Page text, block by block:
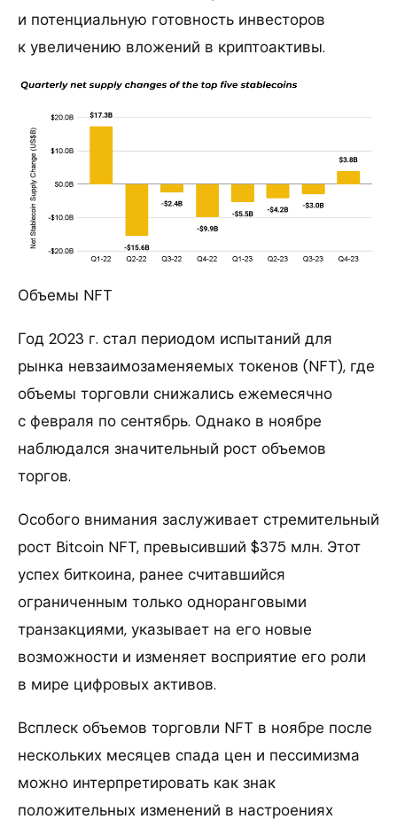
и потенциальную готовность инвесторов
к увеличению вложений в криптоактивы.
Объемы NFT
Год 2023 г. стал периодом испытаний для
рынка невзаимозаменяемых токенов (NFT), где
объемы торговли снижались ежемесячно
с февраля по сентябрь. Однако в ноябре
наблюдался значительный рост объемов
торгов.
Особого внимания заслуживает стремительный
рост Bitcoin NFT, превысивший $375 млн. Этот
успех биткоина, ранее считавшийся
ограниченным только одноранговыми
транзакциями, указывает на его новые
возможности и изменяет восприятие его роли
в мире цифровых активов.
Всплеск объемов торговли NFT в ноябре после
нескольких месяцев спада цен и пессимизма
можно интерпретировать как знак
положительных изменений в настроениях